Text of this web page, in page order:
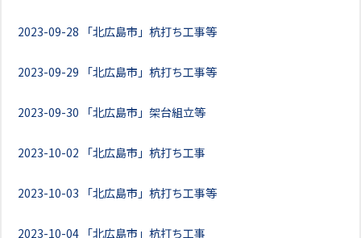
2023-09-28 「北広島市」杭打ち工事等
2023-09-29 「北広島市」杭打ち工事等
2023-09-30 「北広島市」架台組立等
2023-10-02 「北広島市」杭打ち工事
2023-10-03 「北広島市」杭打ち工事等
2023-10-04 「北広島市」杭打ち工事